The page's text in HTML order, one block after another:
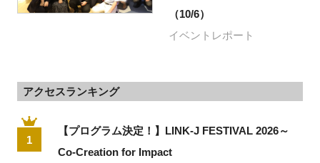
（10/6）
イベントレポート
アクセスランキング
1
【プログラム決定！】LINK-J FESTIVAL 2026～
Co-Creation for Impact